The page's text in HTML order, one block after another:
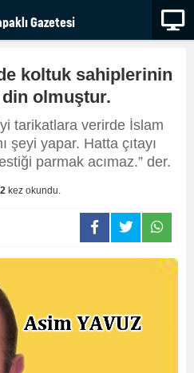
koltuk sahiplerinin
din olmuştur.
tarikatlara verirde İslam
şeyi yapar. Hatta çıtayı
parmak acımaz.” der.
kez okundu.